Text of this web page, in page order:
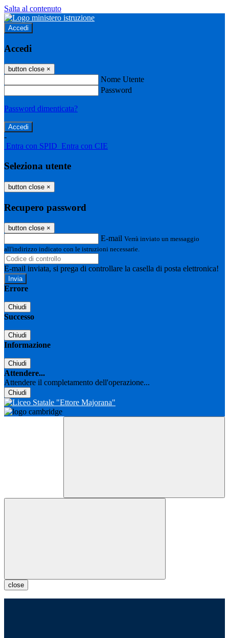
Salta al contenuto
Accedi
Accedi
button close ×
Nome Utente
Password
Password dimenticata?
-
Entra con SPID Entra con CIE
Seleziona utente
button close ×
Recupero password
button close ×
E-mail Verrà inviato un messaggio
all'indirizzo indicato con le istruzioni necessarie.
E-mail inviata, si prega di controllare la casella di posta elettronica!
Errore
Chiudi
Successo
Chiudi
Informazione
Chiudi
Attendere...
Attendere il completamento dell'operazione...
Chiudi
close